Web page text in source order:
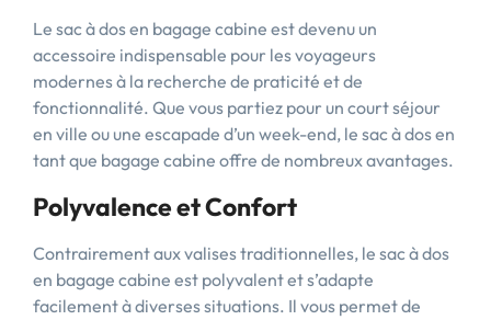
Le sac à dos en bagage cabine est devenu un
accessoire indispensable pour les voyageurs
modernes à la recherche de praticité et de
fonctionnalité. Que vous partiez pour un court séjour
en ville ou une escapade d’un week-end, le sac à dos en
tant que bagage cabine offre de nombreux avantages.
Polyvalence et Confort
Contrairement aux valises traditionnelles, le sac à dos
en bagage cabine est polyvalent et s’adapte
facilement à diverses situations. Il vous permet de